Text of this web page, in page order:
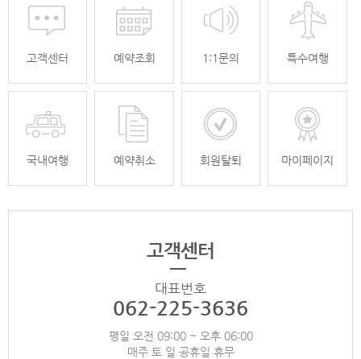
고객센터 예약조회 1:1문의 특수여행
국내여행 예약취소 회원탈퇴 마이페이지
고객센터
대표번호
062-225-3636
평일 오전 09:00 ~ 오후 06:00
매주 토 일 공휴일 휴무